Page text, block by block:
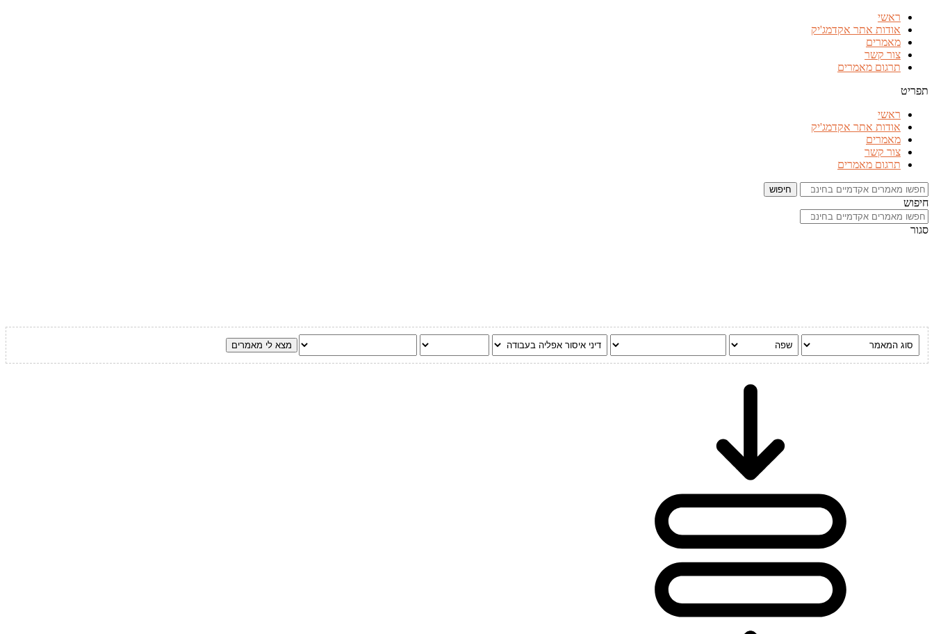
לתוכן
ראשי
אודות אתר אקדמג'יק
מאמרים
צור קשר
תרגום מאמרים
תפריט
ראשי
אודות אתר אקדמג'יק
מאמרים
צור קשר
תרגום מאמרים
חיפוש
חיפוש
סגור